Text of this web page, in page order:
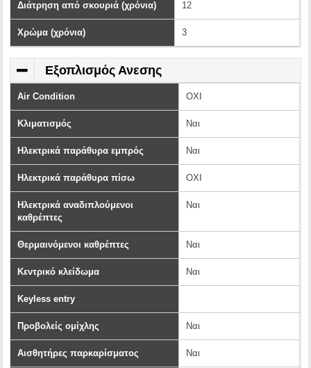
Διάτρηση από σκουριά (χρόνια) 12
Χρώμα (χρόνια) 3
Εξοπλισμός Ανεσης
Air Condition OXI
Κλιματισμός Ναι
Ηλεκτρικά παράθυρα εμπρός Ναι
Ηλεκτρικά παράθυρα πίσω OXI
Ηλεκτρικά αναδιπλούμενοι
καθρέπτες
Ναι
Θερμαινόμενοι καθρέπτες Ναι
Κεντρικό κλείδωμα Ναι
Keyless entry
Προβολείς ομίχλης Ναι
Αισθητήρες παρκαρίσματος Ναι